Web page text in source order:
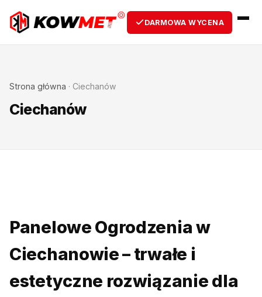
DARMOWA WYCENA
Strona główna · Ciechanów
Ciechanów
Panelowe Ogrodzenia w
Ciechanowie – trwałe i
estetyczne rozwiązanie dla